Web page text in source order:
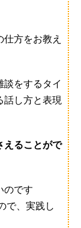
方をお教え
談をするタイ
話し方と表現
えることがで
のです
で、実践し